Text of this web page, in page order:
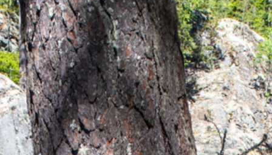
VIIHDY SAIMAALLA
GEOPARK INFO
YHTEISTYÖ­KUMPPANEILLE